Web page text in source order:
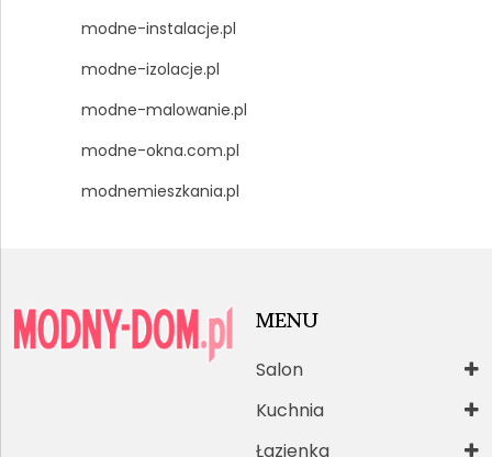
modne-instalacje.pl
modne-izolacje.pl
modne-malowanie.pl
modne-okna.com.pl
modnemieszkania.pl
MENU
Salon
Kuchnia
Łazienka